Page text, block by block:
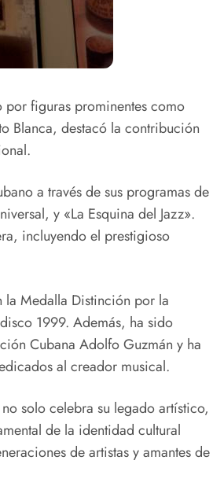
figuras prominentes como
Blanca, destacó la contribución
a través de sus programas de
y «La Esquina del Jazz».
incluyendo el prestigioso
la Medalla Distinción por la
1999. Además, ha sido
Cubana Adolfo Guzmán y ha
al creador musical.
solo celebra su legado artístico,
de la identidad cultural
de artistas y amantes de
Saxo
en
Santa Clara
en los
Cuba en
Santo